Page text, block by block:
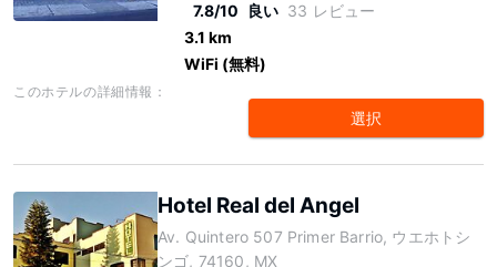
7.8/10 良い 33 レビュー
3.1 km
WiFi (無料)
このホテルの詳細情報：
選択
Hotel Real del Angel
Av. Quintero 507 Primer Barrio, ウエホトシ
ンゴ, 74160, MX